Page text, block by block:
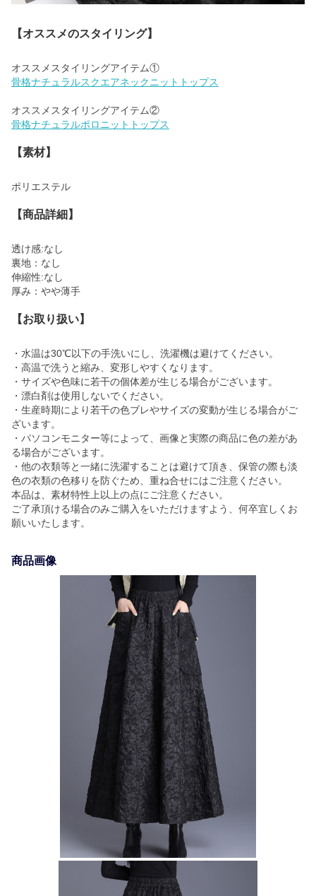
【オススメのスタイリング】
骨格ナチュラルスクエアネックニットトップス
骨格ナチュラルポロニットトップス
【素材】
ポリエステル
【商品詳細】
透け感:なし
裏地：なし
伸縮性:なし
厚み：やや薄手
【お取り扱い】
・水温は30℃以下の手洗いにし、洗濯機は避けてください。
・高温で洗うと縮み、変形しやすくなります。
・サイズや色味に若干の個体差が生じる場合がございます。
・漂白剤は使用しないでください。
・生産時期により若干の色ブレやサイズの変動が生じる場合がご
ざいます。
・パソコンモニター等によって、画像と実際の商品に色の差があ
る場合がございます。
・他の衣類等と一緒に洗濯することは避けて頂き、保管の際も淡
色の衣類の色移りを防ぐため、重ね合せにはご注意ください。
本品は、素材特性上以上の点にご注意ください。
ご了承頂ける場合のみご購入をいただけますよう、何卒宜しくお
願いいたします。
商品画像